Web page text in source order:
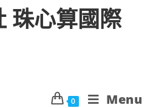
珠心算國際
0 Menu